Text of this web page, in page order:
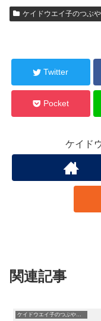
ケイドウエイ子のつぶ
Twitter
Pocket
ケイド
関連記事
ケイドウエイ子のつぶやき日記